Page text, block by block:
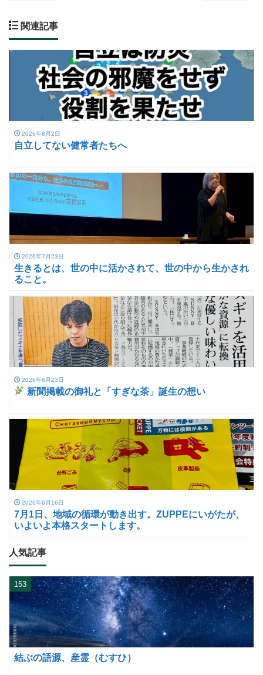
関連記事
2026年8月2日
自立してない健常者たちへ
2026年7月23日
生きるとは、世の中に活かされて、世の中から生かされ
ること。
2026年6月23日
新聞掲載の御礼と「すぎな茶」誕生の想い
2026年6月16日
7月1日、地域の循環が動き出す。ZUPPEにいがたが、
いよいよ本格スタートします。
人気記事
結ぶの語源、産霊（むすひ）
153